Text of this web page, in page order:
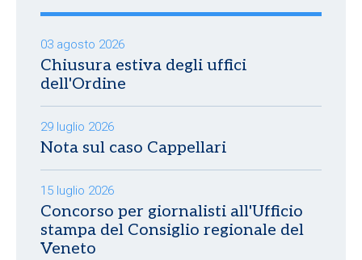
03 agosto 2026
Chiusura estiva degli uffici
dell'Ordine
29 luglio 2026
Nota sul caso Cappellari
15 luglio 2026
Concorso per giornalisti all'Ufficio
stampa del Consiglio regionale del
Veneto